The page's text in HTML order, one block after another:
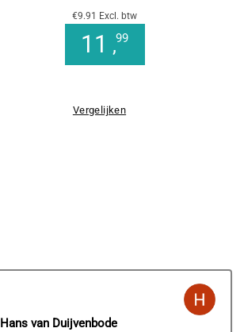
€9.91 Excl. btw
11 ,99
Vergelijken
Hans van Duijvenbode